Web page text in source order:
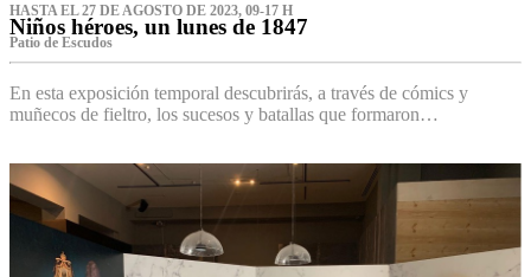
HASTA EL 27 DE AGOSTO DE 2023, 09-17 H
Niños héroes, un lunes de 1847
Patio de Escudos
En esta exposición temporal descubrirás, a través de cómics y
muñecos de fieltro, los sucesos y batallas que formaron…